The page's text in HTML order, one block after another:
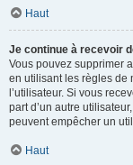
Haut
Je continue à recevoir
Vous pouvez supprimer
en utilisant les règles de
l’utilisateur. Si vous
part d’un autre
peuvent empêcher un
Haut